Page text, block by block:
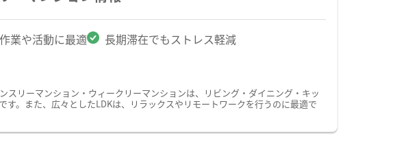
業や活動に最適
長期滞在でもストレス軽減
リーマンション・ウィークリーマンションは、リビング・ダイニング・キッ
。また、広々としたLDKは、リラックスやリモートワークを行うのに最適で